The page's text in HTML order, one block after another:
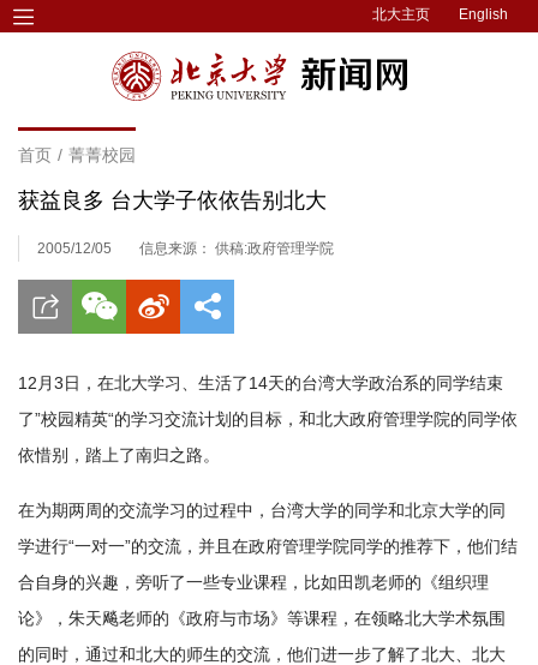
北大主页 English
首页 / 菁菁校园
获益良多 台大学子依依告别北大
2005/12/05 信息来源： 供稿:政府管理学院
12月3日，在北大学习、生活了14天的台湾大学政治系的同学结束
了”校园精英“的学习交流计划的目标，和北大政府管理学院的同学依
依惜别，踏上了南归之路。
在为期两周的交流学习的过程中，台湾大学的同学和北京大学的同
学进行“一对一”的交流，并且在政府管理学院同学的推荐下，他们结
合自身的兴趣，旁听了一些专业课程，比如田凯老师的《组织理
论》，朱天飚老师的《政府与市场》等课程，在领略北大学术氛围
的同时，通过和北大的师生的交流，他们进一步了解了北大、北大